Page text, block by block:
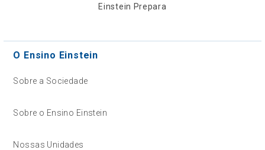
Einstein Prepara
O Ensino Einstein
Sobre a Sociedade
Sobre o Ensino Einstein
Nossas Unidades